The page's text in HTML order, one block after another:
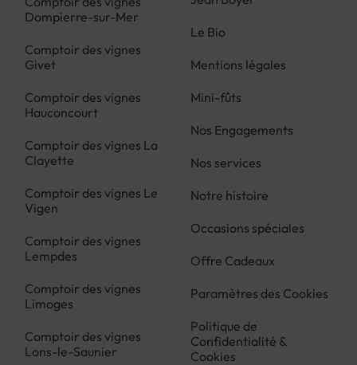
Dompierre-sur-Mer
Comptoir des vignes
Givet
Comptoir des vignes
Hauconcourt
Comptoir des vignes La
Clayette
Comptoir des vignes Le
Vigen
Comptoir des vignes
Lempdes
Comptoir des vignes
Limoges
Comptoir des vignes
Lons-le-Saunier
Le Bio
Mentions légales
Mini-fûts
Nos Engagements
Nos services
Notre histoire
Occasions spéciales
Offre Cadeaux
Paramètres des Cookies
Politique de
Confidentialité &
Cookies